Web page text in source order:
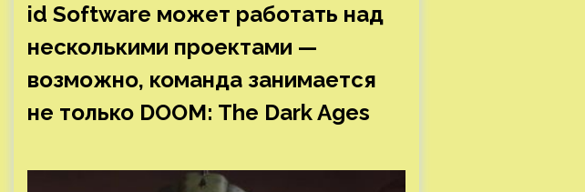
id Software может работать над
несколькими проектами —
возможно, команда занимается
не только DOOM: The Dark Ages